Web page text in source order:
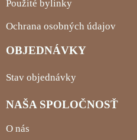
Použité bylinky
Ochrana osobných údajov
OBJEDNÁVKY
Stav objednávky
NAŠA SPOLOČNOSŤ
O nás